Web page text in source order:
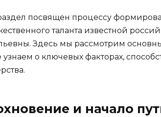
посвящен процессу
таланта известной
Здесь мы рассмотрим
узнаем о ключевых факторах,
и начало